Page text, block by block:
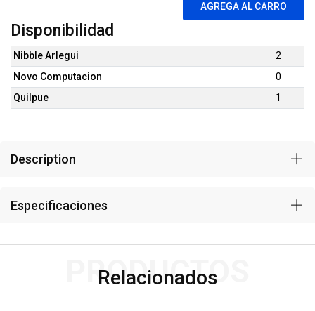
AGREGA AL CARRO
Disponibilidad
Nibble Arlegui
2
Novo Computacion
0
Quilpue
1
Description
Especificaciones
Relacionados
PRODUCTOS